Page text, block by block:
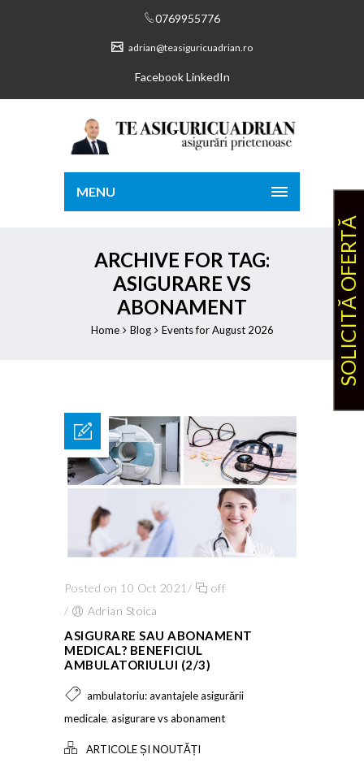
0769955776
adrian@teasiguricuadrian.ro
Facebook LinkedIn
MENU
ARCHIVE FOR TAG:
ASIGURARE VS
ABONAMENT
Home Blog Events for August 2026
Posted on 10 Oct 2021 /
off
/
Adrian Stoica
ASIGURARE SAU ABONAMENT
MEDICAL? BENEFICIUL
AMBULATORIULUI (2/3)
ambulatoriu: avantajele asigurării
medicale, asigurare vs abonament
ARTICOLE ȘI NOUTĂȚI
SOLICITĂ OFERTĂ